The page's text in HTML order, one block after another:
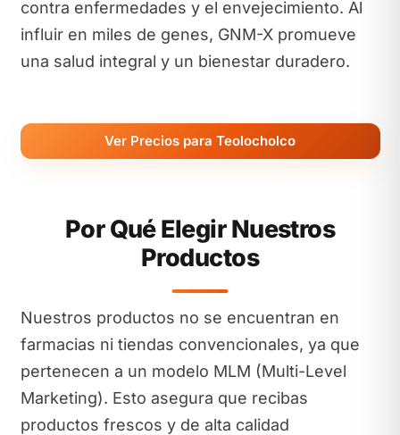
contra enfermedades y el envejecimiento. Al
influir en miles de genes, GNM-X promueve
una salud integral y un bienestar duradero.
Ver Precios para Teolocholco
Por Qué Elegir Nuestros
Productos
Nuestros productos no se encuentran en
farmacias ni tiendas convencionales, ya que
pertenecen a un modelo MLM (Multi-Level
Marketing). Esto asegura que recibas
productos frescos y de alta calidad